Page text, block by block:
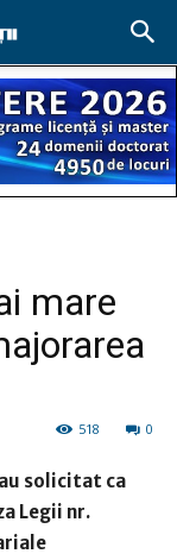
mare
0
518
solicitat ca
Legii nr.